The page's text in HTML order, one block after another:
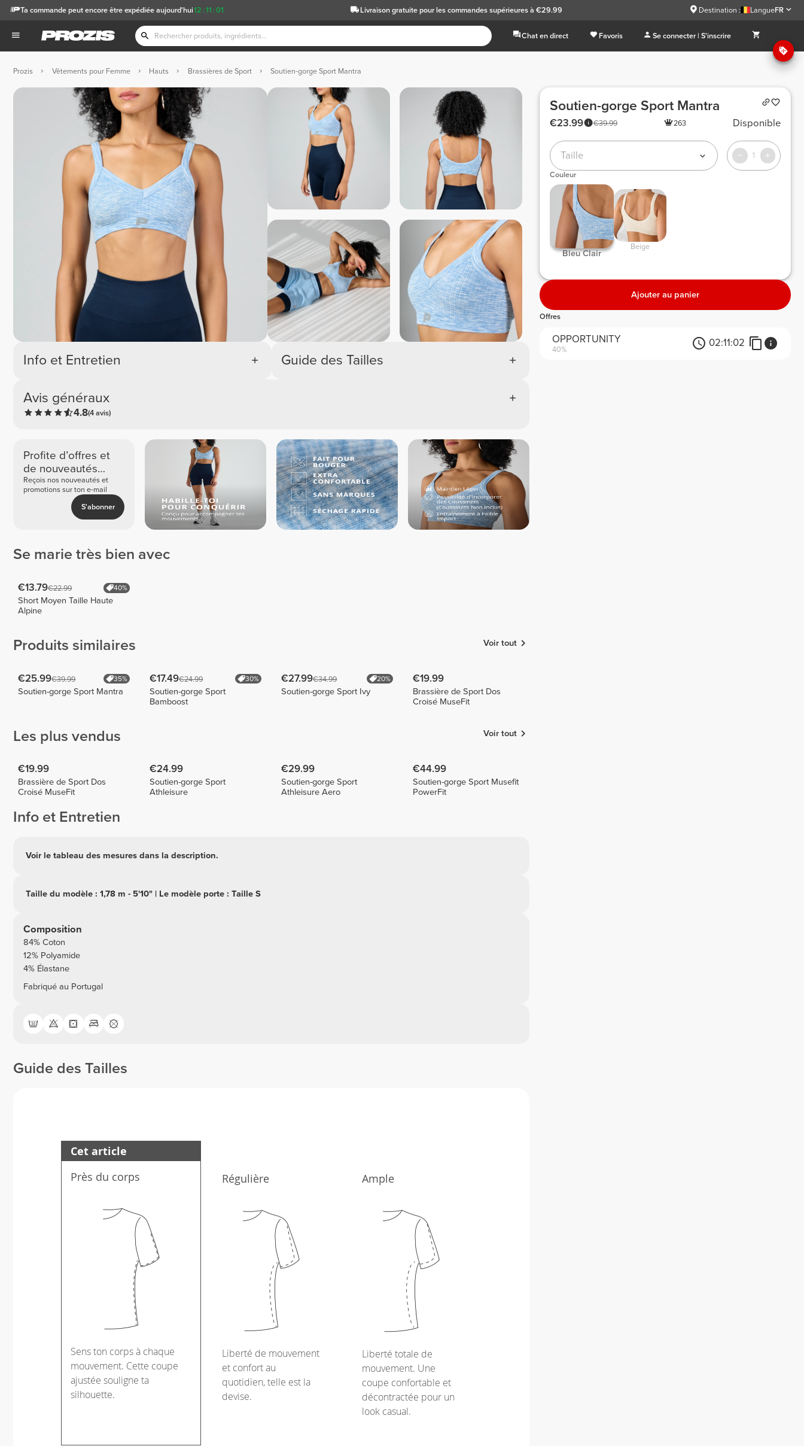
12 :11 :01
Ta commande peut encore être expédiée aujourd'hui Livraison gratuitepour les commandes supérieures à €29.99 Destination : LangueFR
Chat en direct Favoris Se connecter | S'inscrire
Prozis Vêtements pour Femme Hauts Brassières de Sport Soutien-gorge Sport Mantra
Info et Entretien
Avis généraux
4.8(4 avis)
Guide des Tailles
Profite d’offres et
de nouveautés
exclusives
Reçois nos nouveautés et
promotions sur ton e-mail
S'abonner
Se marie très bien avec
€13.79€22.99 40%
Short Moyen Taille Haute
Alpine
Produits similaires Voir tout
€25.99€39.99 35%
Soutien-gorge Sport Mantra
€17.49€24.99 30%
Soutien-gorge Sport
Bamboost
€27.99€34.99 20%
Soutien-gorge Sport Ivy
€19.99
Brassière de Sport Dos
Croisé MuseFit
Les plus vendus Voir tout
€19.99
Brassière de Sport Dos
Croisé MuseFit
€24.99
Soutien-gorge Sport
Athleisure
€29.99
Soutien-gorge Sport
Athleisure Aero
€44.99
Soutien-gorge Sport Musefit
PowerFit
Info et Entretien
Voir le tableau des mesures dans la description.
Taille du modèle : 1,78 m - 5'10" | Le modèle porte : Taille S
Composition
84% Coton
12% Polyamide
4% Élastane
Fabriqué au Portugal
Guide des Tailles
Cet article
Près du corps
Sens ton corps à chaque
mouvement. Cette coupe
ajustée souligne ta
silhouette.
Régulière
Liberté de mouvement
et confort au
quotidien, telle est la
devise.
Ample
Liberté totale de
mouvement. Une
coupe confortable et
décontractée pour un
look casual.
Soutien-gorge Sport Mantra
€39.99
€23.99 263 Disponible
Taille 1
Couleur
Bleu Clair
Beige
Ajouter au panier
Offres
OPPORTUNITY
40%
02:11:02